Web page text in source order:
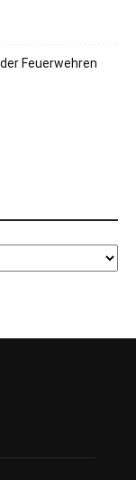
Feuerwehren